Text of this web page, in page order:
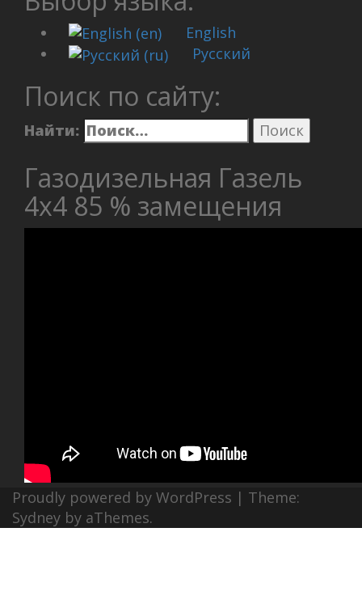
English
Русский
Поиск по сайту:
Найти:
Газодизельная Газель
4х4 85 % замещения
Proudly powered by WordPress | Theme:
Sydney by aThemes.